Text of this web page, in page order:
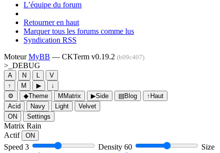
L’équipe du forum
Retourner en haut
Marquer tous les forums comme lus
Syndication RSS
MoteurMyBB — CKTerm v0.19.2 (b09c407)
>_ DEBUG
A N L
V
↑
M ▶
↓
⚙
◆Theme M Matrix ▶Side ▤Blog ↑ Haut
Acid
Navy Light
Velvet
ON
Settings
Matrix Rain
Actif
ON
Speed 3 Density 60
Size